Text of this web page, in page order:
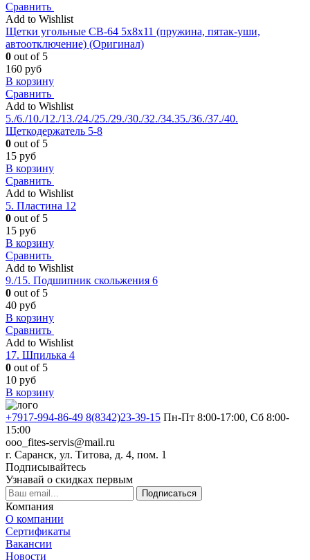
Сравнить
Add to Wishlist
Щетки угольные CB-64 5x8x11 (пружина, пятак-уши,
автоотключение) (Оригинал)
0 out of 5
160 руб
В корзину
Сравнить
Add to Wishlist
5./6./10./12./13./24./25./29./30./32./34.35./36./37./40.
Щеткодержатель 5-8
0 out of 5
15 руб
В корзину
Сравнить
Add to Wishlist
5. Пластина 12
0 out of 5
15 руб
В корзину
Сравнить
Add to Wishlist
9./15. Подшипник скольжения 6
0 out of 5
40 руб
В корзину
Сравнить
Add to Wishlist
17. Шпилька 4
0 out of 5
10 руб
В корзину
+7917-994-86-49 8(8342)23-39-15 Пн-Пт 8:00-17:00, Сб 8:00-
15:00
ooo_fites-servis@mail.ru
г. Саранск, ул. Титова, д. 4, пом. 1
Подписывайтесь
Узнавай о скидках первым
Подписаться
Компания
О компании
Сертификаты
Вакансии
Новости